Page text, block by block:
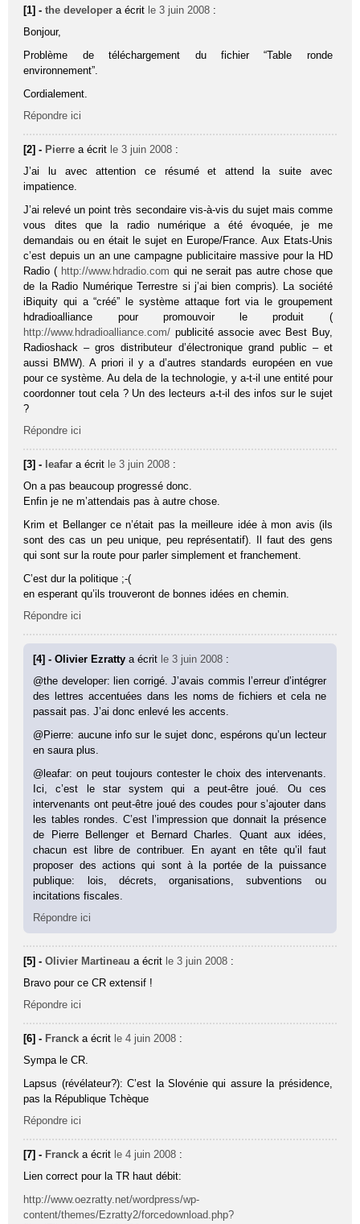
[1] -the developer a écrit le 3 juin 2008 :
Bonjour,
Problème de téléchargement du fichier “Table ronde
environnement”.
Cordialement.
Répondre ici
[2] - Pierre a écrit le 3 juin 2008 :
J’ai lu avec attention ce résumé et attend la suite avec
impatience.
J’ai relevé un point très secondaire vis-à-vis du sujet mais comme
vous dites que la radio numérique a été évoquée, je me
demandais ou en était le sujet en Europe/France. Aux Etats-Unis
c’est depuis un an une campagne publicitaire massive pour la HD
Radio ( http://www.hdradio.com qui ne serait pas autre chose que
de la Radio Numérique Terrestre si j’ai bien compris). La société
iBiquity qui a “créé” le système attaque fort via le groupement
hdradioalliance pour promouvoir le produit (
http://www.hdradioalliance.com/ publicité associe avec Best Buy,
Radioshack – gros distributeur d’électronique grand public – et
aussi BMW). A priori il y a d’autres standards européen en vue
pour ce système. Au dela de la technologie, y a-t-il une entité pour
coordonner tout cela ? Un des lecteurs a-t-il des infos sur le sujet
?
Répondre ici
[3] - leafar a écrit le 3 juin 2008 :
On a pas beaucoup progressé donc.
Enfin je ne m’attendais pas à autre chose.
Krim et Bellanger ce n’était pas la meilleure idée à mon avis (ils
sont des cas un peu unique, peu représentatif). Il faut des gens
qui sont sur la route pour parler simplement et franchement.
C’est dur la politique ;-(
en esperant qu’ils trouveront de bonnes idées en chemin.
Répondre ici
[4] - Olivier Ezrattya écrit le 3 juin 2008 :
@the developer: lien corrigé. J’avais commis l’erreur d’intégrer
des lettres accentuées dans les noms de fichiers et cela ne
passait pas. J’ai donc enlevé les accents.
@Pierre: aucune info sur le sujet donc, espérons qu’un lecteur
en saura plus.
@leafar: on peut toujours contester le choix des intervenants.
Ici, c’est le star system qui a peut-être joué. Ou ces
intervenants ont peut-être joué des coudes pour s’ajouter dans
les tables rondes. C’est l’impression que donnait la présence
de Pierre Bellenger et Bernard Charles. Quant aux idées,
chacun est libre de contribuer. En ayant en tête qu’il faut
proposer des actions qui sont à la portée de la puissance
publique: lois, décrets, organisations, subventions ou
incitations fiscales.
Répondre ici
[5] -Olivier Martineau a écrit le 3 juin 2008 :
Bravo pour ce CR extensif !
Répondre ici
[6] - Franck a écrit le 4 juin 2008 :
Sympa le CR.
Lapsus (révélateur?): C’est la Slovénie qui assure la présidence,
pas la République Tchèque
Répondre ici
[7] - Franck a écrit le 4 juin 2008 :
Lien correct pour la TR haut débit:
http://www.oezratty.net/wordpress/wp-
content/themes/Ezratty2/forcedownload.php?